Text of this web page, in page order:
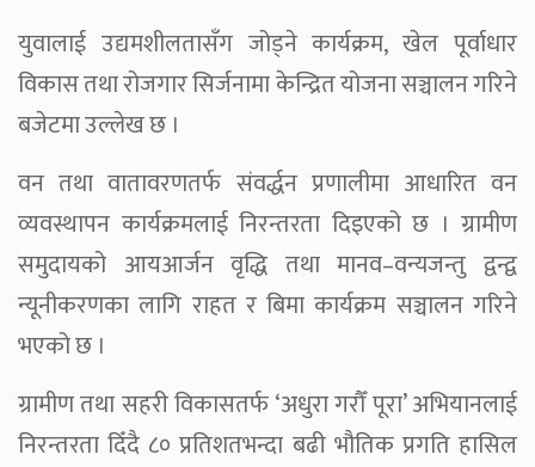
युवालाई उद्यमशीलतासँग जोड्ने कार्यक्रम, खेल पूर्वाधार
विकास तथा रोजगार सिर्जनामा केन्द्रित योजना सञ्चालन गरिने
बजेटमा उल्लेख छ ।
वन तथा वातावरणतर्फ संवर्द्धन प्रणालीमा आधारित वन
व्यवस्थापन कार्यक्रमलाई निरन्तरता दिइएको छ । ग्रामीण
समुदायको आयआर्जन वृद्धि तथा मानव–वन्यजन्तु द्वन्द्व
न्यूनीकरणका लागि राहत र बिमा कार्यक्रम सञ्चालन गरिने
भएको छ ।
ग्रामीण तथा सहरी विकासतर्फ ‘अधुरा गरौँ पूरा’ अभियानलाई
निरन्तरता दिँदै ८० प्रतिशतभन्दा बढी भौतिक प्रगति हासिल